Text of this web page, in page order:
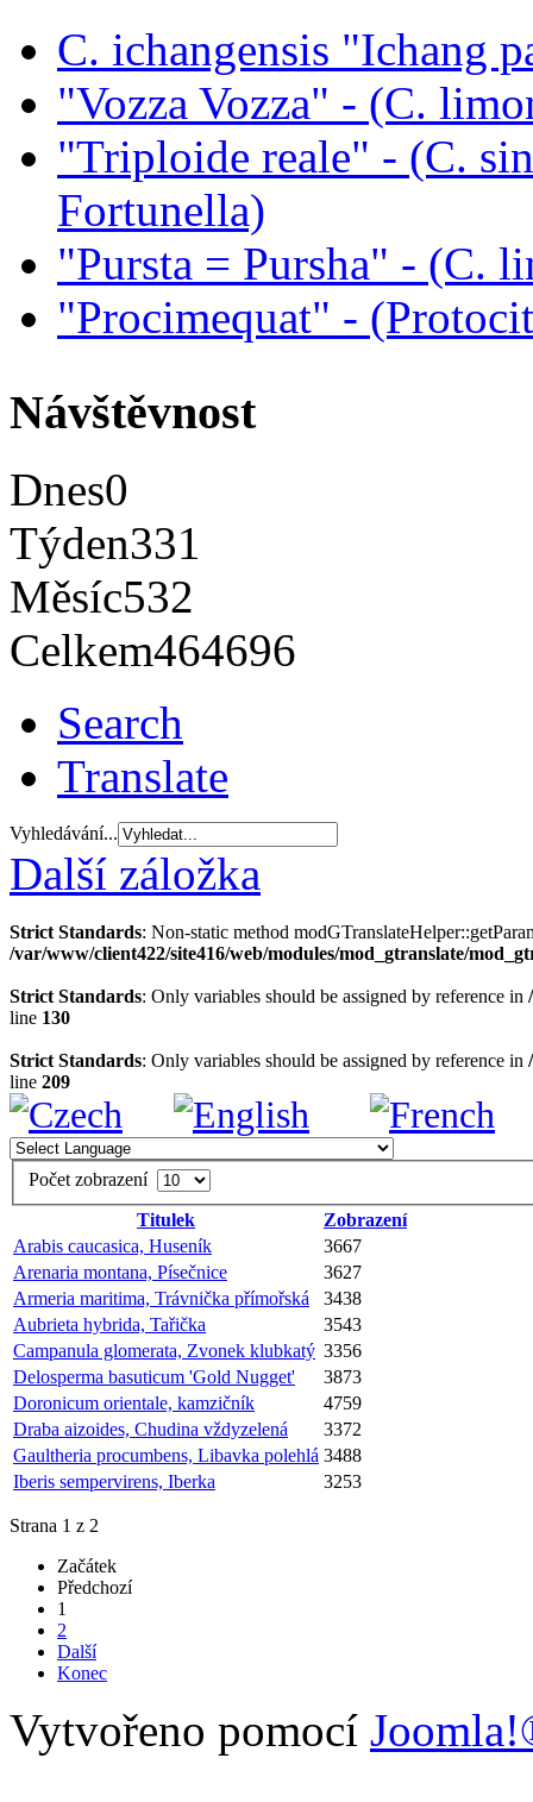
C. ichangensis "Ichang
"Vozza Vozza" - (C.
"Triploide reale" - (C.
Fortunella)
"Pursta = Pursha" - (C.
"Procimequat" -
Návštěvnost
Dnes0
Týden331
Měsíc532
Celkem464696
Search
Translate
Vyhledávání...
Další záložka
Strict Standards: Non-static method
/var/www/client422/site416/web/modules/mod_gtranslate/
Strict Standards: Only variables should be assigned by reference in
line 130
Strict Standards: Only variables should be assigned by reference in
line 209
Počet zobrazení
Titulek
Zobrazení
Arabis caucasica, Huseník
3667
Arenaria montana, Písečnice
3627
Armeria maritima, Trávnička přímořská
3438
Aubrieta hybrida, Tařička
3543
Campanula glomerata, Zvonek klubkatý 3356
Delosperma basuticum 'Gold Nugget'
3873
Doronicum orientale, kamzičník
4759
Draba aizoides, Chudina vždyzelená
3372
Gaultheria procumbens, Libavka polehlá 3488
Iberis sempervirens, Iberka
3253
Strana 1 z 2
Začátek
Předchozí
1
2
Další
Konec
Vytvořeno pomocí